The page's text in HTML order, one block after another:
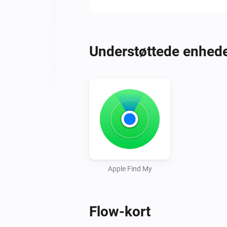
Understøttede
Apple Find My
Flow-kort